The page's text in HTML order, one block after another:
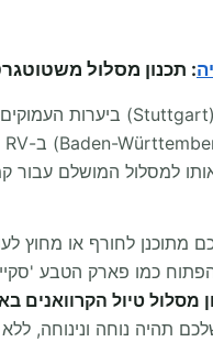
: תכנון מסלול
למסלול המושלם עבור
מתוכנן לחורף או מחוץ
מסלול טיול הקרוואנים
תהיה נוחה ונינוחה, ללא